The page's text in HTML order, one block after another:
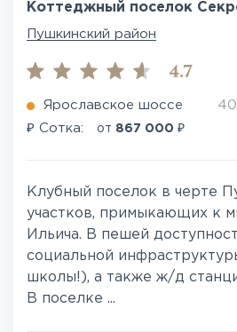
Коттеджный поселок
Пушкинский район
4.7
Ярославское шоссе
₽ Сотка: от 867 000 ₽
Клубный поселок в черте
участков, примыкающих к
Ильича. В пешей
социальной
школы!), а также ж/д
В поселке ...